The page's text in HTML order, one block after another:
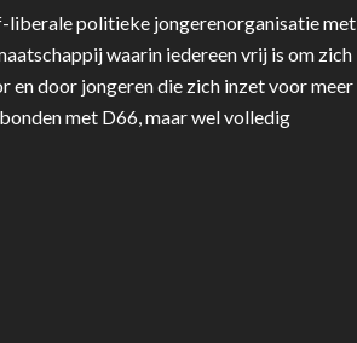
liberale politieke jongerenorganisatie met
waarin iedereen vrij is om zich
en door jongeren die zich inzet voor meer
met D66, maar wel volledig